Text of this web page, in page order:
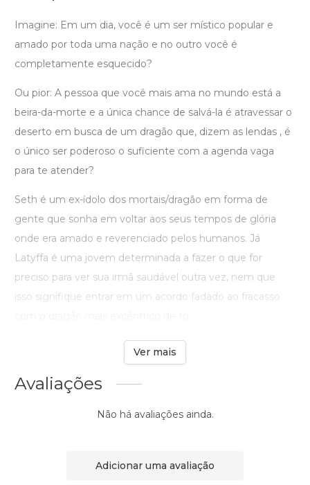
Imagine: Em um dia, você é um ser místico popular e
amado por toda uma nação e no outro você é
completamente esquecido?
Ou pior: A pessoa que você mais ama no mundo está a
beira-da-morte e a única chance de salvá-la é atravessar o
deserto em busca de um dragão que, dizem as lendas , é
o único ser poderoso o suficiente com a agenda vaga
para te atender?
Seth é um ex-ídolo dos mortais/dragão em forma de
gente que sonha em voltar aos seus tempos de glória
onde era amado e reverenciado pelos humanos. Já
Latyffa é uma jovem determinada a fazer o que for
preciso para ver sua irmã saudável outra vez, nem que
isso signifique entrar em um acordo fadado ao fracasso
Ver mais
Avaliações
Não há avaliações ainda.
Adicionar uma avaliação